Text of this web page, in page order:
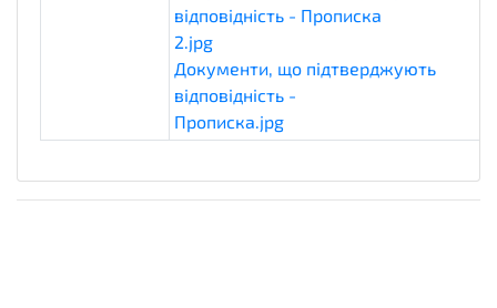
відповідність - Прописка
2.jpg
Документи, що підтверджують
відповідність -
Прописка.jpg